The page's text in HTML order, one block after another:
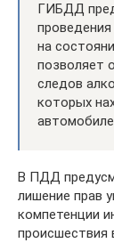
ГИБДД
на
позволяет
следов
которых
В ПДД
лишение прав
компетенции
происшествия